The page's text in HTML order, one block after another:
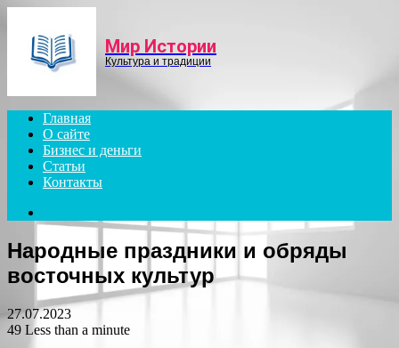
Мир Истории
Культура и традиции
Главная
О сайте
Бизнес и деньги
Статьи
Контакты
for
Народные праздники и обряды
восточных культур
27.07.2023
49 Less than a minute